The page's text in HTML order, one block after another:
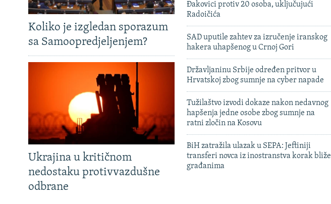
Koliko je izgledan sporazum
sa Samoopredjeljenjem?
Ukrajina u kritičnom
nedostaku protivvazdušne
odbrane
Đakovici protiv 20 osoba, uključujući
Radoičića
SAD uputile zahtev za izručenje iranskog
hakera uhapšenog u Crnoj Gori
Državljaninu Srbije određen pritvor u
Hrvatskoj zbog sumnje na cyber napade
Tužilaštvo izvodi dokaze nakon nedavnog
hapšenja jedne osobe zbog sumnje na
ratni zločin na Kosovu
BiH zatražila ulazak u SEPA: Jeftiniji
transferi novca iz inostranstva korak bliže
građanima